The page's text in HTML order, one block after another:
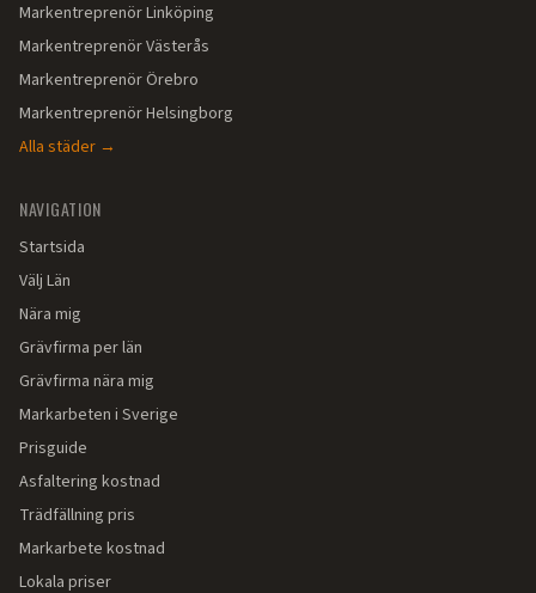
MarkentreprenörLinköping
MarkentreprenörVästerås
MarkentreprenörÖrebro
MarkentreprenörHelsingborg
Alla städer →
NAVIGATION
Startsida
Välj Län
Nära mig
Grävfirma per län
Grävfirma nära mig
Markarbeten i Sverige
Prisguide
Asfaltering kostnad
Trädfällning pris
Markarbete kostnad
Lokala priser